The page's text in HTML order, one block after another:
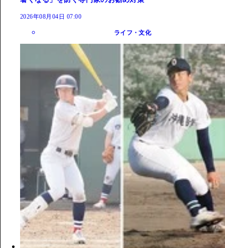
2026年08月04日 07:00
ライフ・文化